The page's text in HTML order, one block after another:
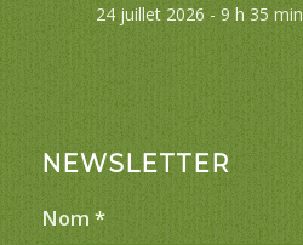
24 juillet 2026 - 9 h 35 min
NEWSLETTER
Nom *